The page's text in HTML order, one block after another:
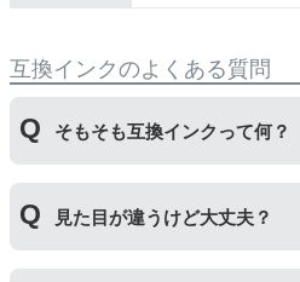
互換インクのよくある質問
そもそも互換インクって何？
いる互換品です。サードパー
われます。開発コストが低い
利用いただくことができます
見た目が違うけど大丈夫？